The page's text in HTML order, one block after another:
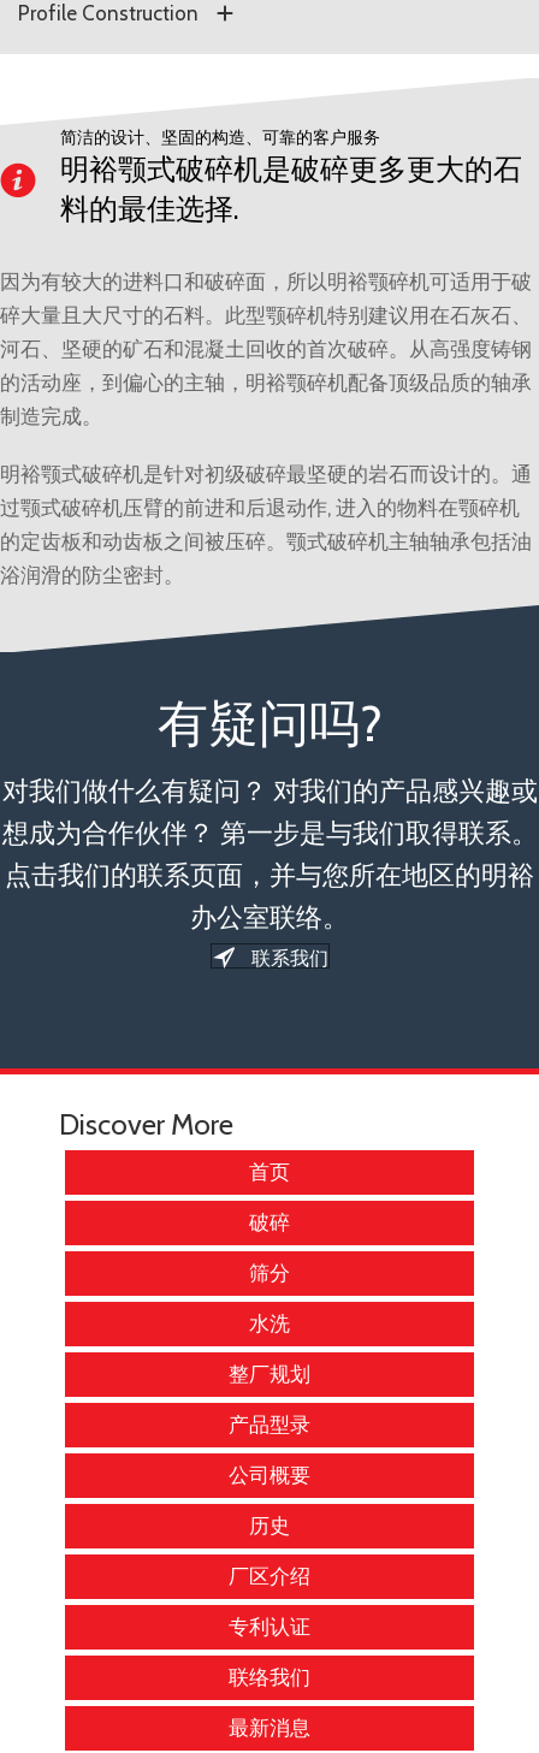
Profile Construction
简洁的设计、坚固的构造、可靠的客户服务
明裕颚式破碎机是破碎更多更大的石
料的最佳选择.
因为有较大的进料口和破碎面，所以明裕颚碎机可适用于破
碎大量且大尺寸的石料。此型颚碎机特别建议用在石灰石、
河石、坚硬的矿石和混凝土回收的首次破碎。从高强度铸钢
的活动座，到偏心的主轴，明裕颚碎机配备顶级品质的轴承
制造完成。
明裕颚式破碎机是针对初级破碎最坚硬的岩石而设计的。通
过颚式破碎机压臂的前进和后退动作, 进入的物料在颚碎机
的定齿板和动齿板之间被压碎。颚式破碎机主轴轴承包括油
浴润滑的防尘密封。
有疑问吗?
对我们做什么有疑问？ 对我们的产品感兴趣或
想成为合作伙伴？ 第一步是与我们取得联系。
点击我们的联系页面，并与您所在地区的明裕
办公室联络。
联系我们
Discover More
首页
破碎
筛分
水洗
整厂规划
产品型录
公司概要
历史
厂区介绍
专利认证
联络我们
最新消息